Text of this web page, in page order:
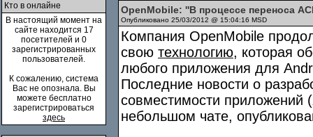
Кто в онлайне
В настоящий момент на
сайте находится 17
посетителей и 0
зарегистрированных
пользователей.
К сожалению, система
Вас не опознала. Вы
можете бесплатно
зарегистрироваться
здесь
OpenMobile: ''В процессе переноса
Опубликовано 25/03/2012 @ 15:04:16 MSD
Компания OpenMobile
свою технологию, которая
любого приложения для
Последние новости о
совместимости приложений (
небольшом чате,